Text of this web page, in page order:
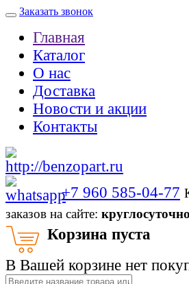
Заказать звонок
Главная
Каталог
О нас
Доставка
Новости и акции
Контакты
+7 960 585-04-77
заказов на сайте: круглосуточно
Корзина пуста
В Вашей корзине нет